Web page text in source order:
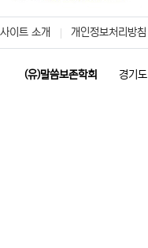
사이트 소개 개인정보처리방침
(유)말씀보존학회 경기